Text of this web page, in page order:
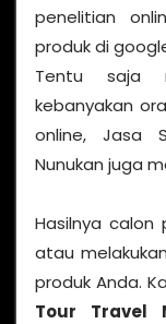
penelitian
produk di
Tentu saja
kebanyakan
online, Jasa
Nunukan juga
Hasilnya calon
atau
produk Anda.
Tour Travel